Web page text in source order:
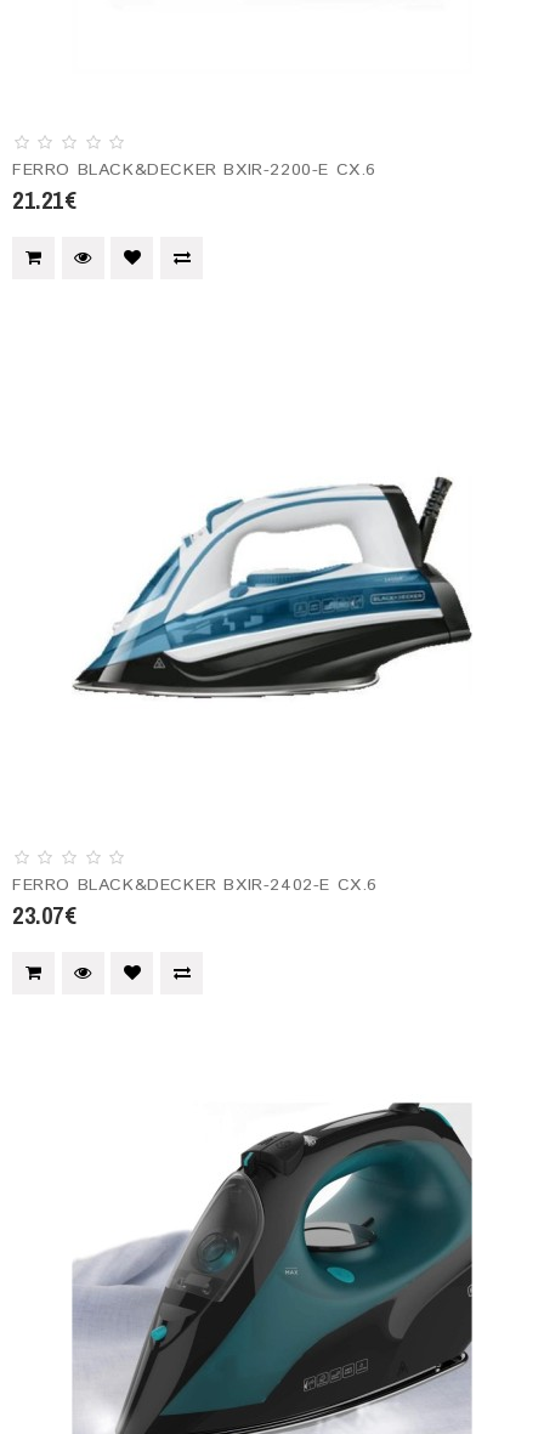
FERRO BLACK&DECKER BXIR-2200-E CX.6
21.21€
FERRO BLACK&DECKER BXIR-2402-E CX.6
23.07€